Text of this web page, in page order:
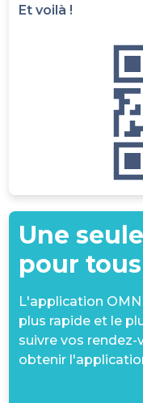
Et voilà !
Une
pour
L'application
plus rapide et le
suivre vos rendez-
obtenir